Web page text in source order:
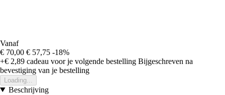
Vanaf
€ 70,00 € 57,75 -18%
+€ 2,89 cadeau voor je volgende bestelling Bijgeschreven na
bevestiging van je bestelling
Loading...
Beschrijving